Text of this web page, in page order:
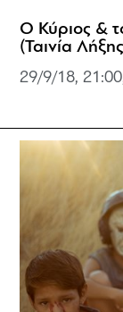
Ο Κύριος &
(Ταινία
29/9/18,